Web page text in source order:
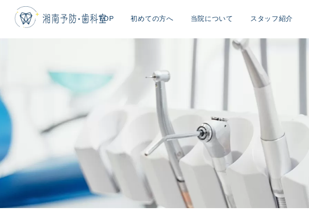
TOP 初めての方へ 当院について スタッフ紹介